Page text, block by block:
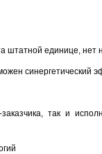
штатной единице, нет
синергетический
так и